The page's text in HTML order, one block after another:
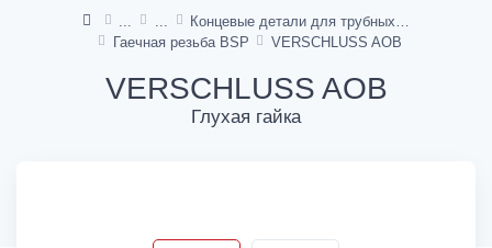
Гаечная резьба BSP
VERSCHLUSS AOB
VERSCHLUSS AOB
Глухая гайка